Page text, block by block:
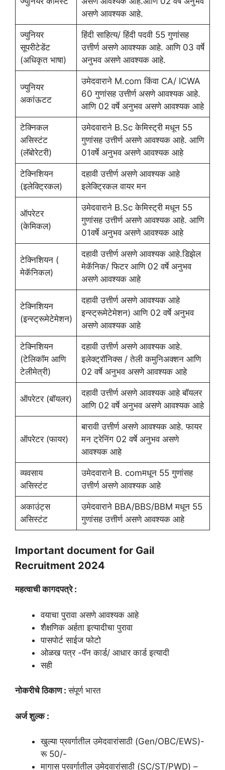
असणे आवश्यक आहे.
ज्युनियर
सूपरीटेडेंट
(अधिकृत भाषा)
हिंदी साहित्य/ हिंदी पदवी 55 गुणांसह
उत्तीर्ण असणे आवश्यक आहे. आणि 03 वर्षे
अनुभव असणे आवश्यक आहे.
ज्युनियर
अकांऊटट
उमेदवाराने M.com किंवा CA/ ICWA
60 गुणांसह उत्तीर्ण असणे आवश्यक आहे.
आणि 02 वर्षे अनुभव असणे आवश्यक आहे
टेक्निकल
असिस्टंट
(लॅबोरेटरी)
उमेदवाराने B.Sc केमिस्ट्री मधून 55
गुणांसह उत्तीर्ण असणे आवश्यक आहे. आणि
01वर्षे अनुभव असणे आवश्यक आहे
टेक्निशियन
(इलेक्ट्रिकल)
दहावी उत्तीर्ण असणे आवश्यक आहे
इलेक्ट्रिकल वायर मन
ऑपरेटर
(केमिकल)
उमेदवाराने B.Sc केमिस्ट्री मधून 55
गुणांसह उत्तीर्ण असणे आवश्यक आहे. आणि
01वर्षे अनुभव असणे आवश्यक आहे
टेक्निशियन (
मेकॅनिकल)
दहावी उत्तीर्ण असणे आवश्यक आहे.डिझेल
मेकॅनिक/ फिटर आणि 02 वर्षे अनुभव
असणे आवश्यक आहे
टेक्निशियन
(इन्स्ट्रूमेटेमेशन)
दहावी उत्तीर्ण असणे आवश्यक आहे
इन्स्ट्रूमेटेमेशन) आणि 02 वर्षे अनुभव
असणे आवश्यक आहे
टेक्निशियन
(टेलिकॉम आणि
टेलीमेत्री)
दहावी उत्तीर्ण असणे आवश्यक आहे.
इलेक्ट्रॉनिक्स / तेली कमुनिअक्शन आणि
02 वर्षे अनुभव असणे आवश्यक आहे
ऑपरेटर (बॉयलर)
दहावी उत्तीर्ण असणे आवश्यक आहे बॉयलर
आणि 02 वर्षे अनुभव असणे आवश्यक आहे
ऑपरेटर (फायर)
बारावी उत्तीर्ण असणे आवश्यक आहे. फायर
मन ट्रेनिंग 02 वर्षे अनुभव असणे
आवश्यक आहे
व्यवसाय
असिस्टंट
उमेदवाराने B. comमधून 55 गुणांसह
उत्तीर्ण असणे आवश्यक आहे
अकाउंट्स
असिस्टंट
उमेदवाराने BBA/BBS/BBM मधून 55
गुणांसह उत्तीर्ण असणे आवश्यक आहे
Important document for Gail
Recruitment 2024
महत्वाची कागदपत्रे :
वयाचा पुरावा असणे आवश्यक आहे
शैक्षणिक अर्हता इत्यादीचा पुरावा
पासपोर्ट साईज फोटो
ओळख पत्र -पॅन कार्ड/ आधार कार्ड इत्यादी
सही
नोकरीचे ठिकाण :संपूर्ण भारत
अर्ज शुल्क :
खुल्या प्रवर्गातील उमेदवारांसाठी (Gen/OBC/EWS)-
रू 50/-
मागास प्रवर्गातील उमेदवारांसाठी (SC/ST/PWD) –